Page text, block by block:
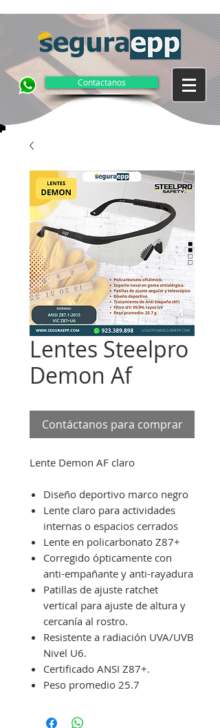
Contactanos
Lentes Steelpro
Demon Af
Contáctanos para comprar
Lente Demon AF claro
Diseño deportivo marco negro
Lente claro para actividades
internas o espacios cerrados
Lente en policarbonato Z87+
Corregido ópticamente con
anti-empañante y anti-rayadura
Patillas de ajuste ratchet
vertical para ajuste de altura y
cercanía al rostro.
Resistente a radiación UVA/UVB
Nivel U6.
Certificado ANSI Z87+.
Peso promedio 25.7